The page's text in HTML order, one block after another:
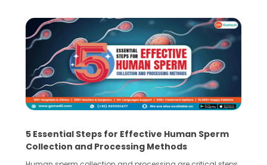
5 Essential Steps for Effective Human Sperm
Collection and Processing Methods